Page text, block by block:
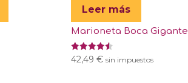
Leer más
Marioneta Boca Gigante
Valorado
con
42,49€ sin impuestos